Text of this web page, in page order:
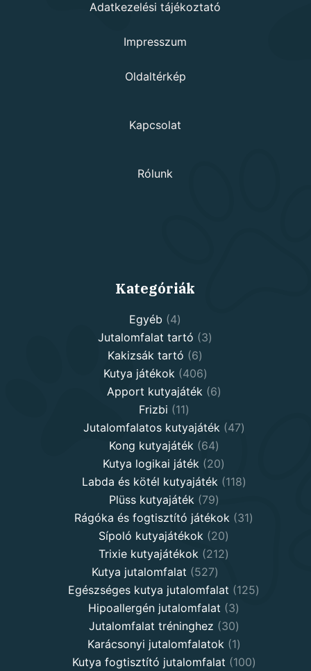
Adatkezelési tájékoztató
Impresszum
Oldaltérkép
Kapcsolat
Rólunk
Kategóriák
Egyéb 44
products
Jutalomfalat tartó 33
Kakizsák tartó 66
products
Kutya játékok 406406
products
Apport kutyajáték 66
Frizbi 1111
products
Jutalomfalatos kutyajáték 4747
Kong kutyajáték 6464
products
Kutya logikai játék 2020
products
Labda és kötél kutyajáték 118118
Plüss kutyajáték 7979
products
Rágóka és fogtisztító játékok 3131
Sípoló kutyajátékok 2020
products
Trixie kutyajátékok 212212
Kutya jutalomfalat 527527
products
Egészséges kutya jutalomfalat 125125
Hipoallergén jutalomfalat 33
products
Jutalomfalat tréninghez 3030
products
Karácsonyi jutalomfalatok 11
product
Kutya fogtisztító jutalomfalat 100100